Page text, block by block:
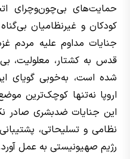
حمایت‌های بی‌چون‌وچرای
کودکان و غیرنظامیان
جنایات مداوم علیه مردم
قدس به کشتار، معلولیت،
شده است، به‌خوبی گویای
اروپا نه‌تنها کوچک‌ترین
این جنایات ضدبشری صادر
نظامی و تسلیحاتی،
رژیم صهیونیستی به عمل